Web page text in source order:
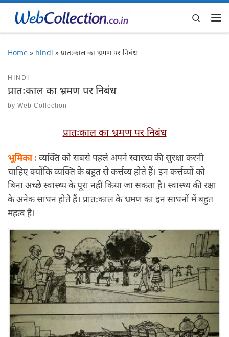
Skip to content
Search
Home » hindi » प्रातःकाल का भ्रमण पर निबंध
HINDI
प्रातःकाल का भ्रमण पर निबंध
by Web Collection
प्रातःकाल का भ्रमण पर निबंध
भूमिका : व्यक्ति को सबसे पहले अपने स्वास्थ्य की सुरक्षा करनी
चाहिए क्योंकि व्यक्ति के बहुत से कर्त्तव्य होते हैं। इन कर्त्तव्यों को
बिना अच्छे स्वास्थ्य के पूरा नहीं किया जा सकता है। स्वास्थ्य की रक्षा
के अनेक साधन होते हैं। प्रातःकाल के भ्रमण का इन साधनों में बहुत
महत्व है।